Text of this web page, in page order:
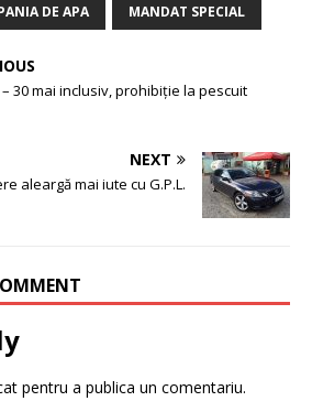
DE APA MANDAT SPECIAL
30 mai inclusiv, prohibiție la pescuit
NEXT
aleargă mai iute cu G.P.L.
pentru a publica un comentariu.